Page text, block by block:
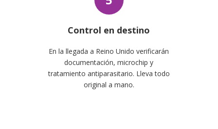
Control en destino
En la llegada a Reino Unido verificarán
documentación, microchip y
tratamiento antiparasitario. Lleva todo
original a mano.